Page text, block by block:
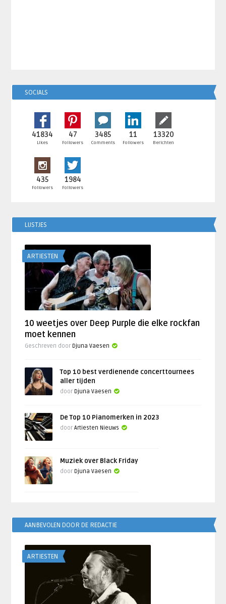
SOCIALS
41834
Likes
47
Followers
3485
Comments
11
Followers
13320
Berichten
435
Followers
1984
Followers
LIJSTJES
ARTIESTEN
10 weetjes over Deep Purple die elke rockfan
moet kennen
Geschreven door Djuna Vaesen
Top 10 best verdienende concerttournees
aller tijden
door Djuna Vaesen
De Top 10 Pianomerken in 2023
doorArtiesten Nieuws
Muziek over Black Friday
door Djuna Vaesen
AANBEVOLEN DOOR DE REDACTIE
ARTIESTEN